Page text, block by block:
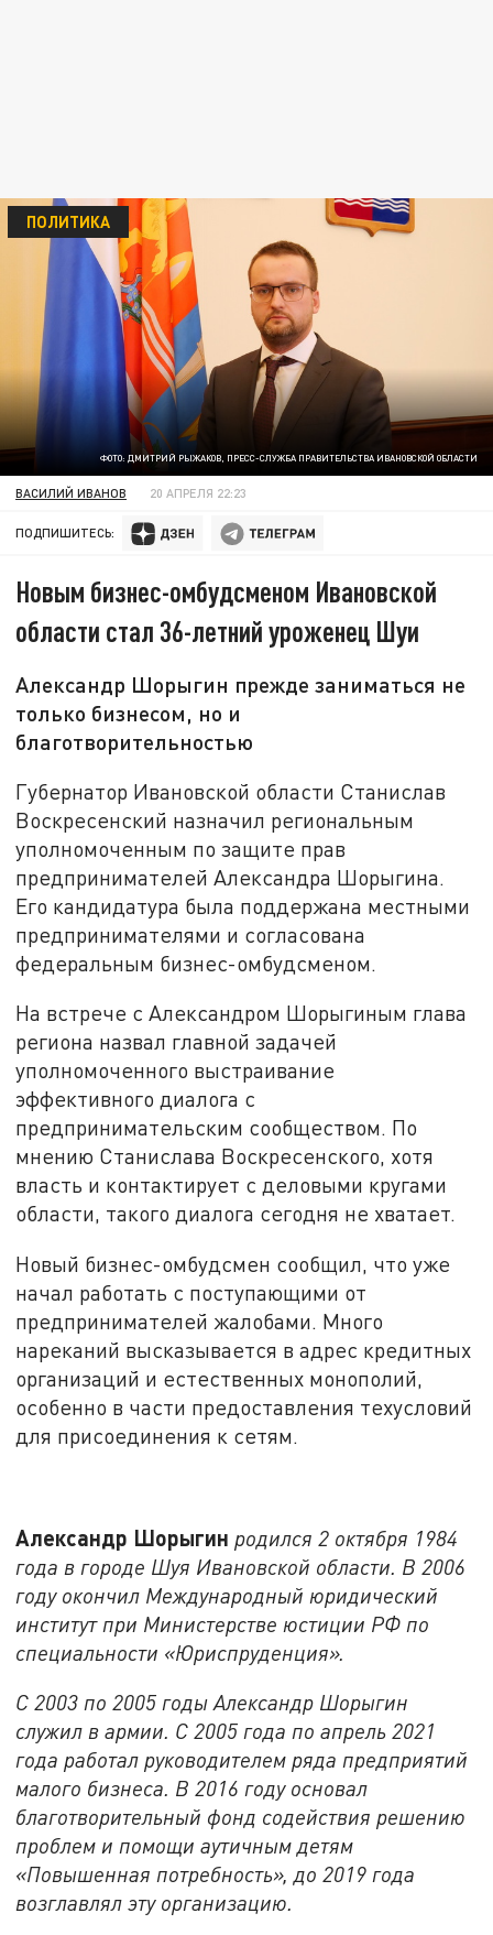
ФОТО: ДМИТРИЙ РЫЖАКОВ, ПРЕСС-СЛУЖБА ПРАВИТЕЛЬСТВА ИВАНОВСКОЙ ОБЛАСТИ
ПОЛИТИКА
ВАСИЛИЙ ИВАНОВ 20 АПРЕЛЯ 22:23
ПОДПИШИТЕСЬ:
Новым бизнес-омбудсменом Ивановской
области стал 36-летний уроженец Шуи
Александр Шорыгин прежде заниматься не
только бизнесом, но и
благотворительностью
Губернатор Ивановской области Станислав
Воскресенский назначил региональным
уполномоченным по защите прав
предпринимателей Александра Шорыгина.
Его кандидатура была поддержана местными
предпринимателями и согласована
федеральным бизнес-омбудсменом.
На встрече с Александром Шорыгиным глава
региона назвал главной задачей
уполномоченного выстраивание
эффективного диалога с
предпринимательским сообществом. По
мнению Станислава Воскресенского, хотя
власть и контактирует с деловыми кругами
области, такого диалога сегодня не хватает.
Новый бизнес-омбудсмен сообщил, что уже
начал работать с поступающими от
предпринимателей жалобами. Много
нареканий высказывается в адрес кредитных
организаций и естественных монополий,
особенно в части предоставления техусловий
для присоединения к сетям.
Александр Шорыгин родился 2 октября 1984
года в городе Шуя Ивановской области. В 2006
году окончил Международный юридический
институт при Министерстве юстиции РФ по
специальности «Юриспруденция».
С 2003 по 2005 годы Александр Шорыгин
служил в армии. С 2005 года по апрель 2021
года работал руководителем ряда предприятий
малого бизнеса. В 2016 году основал
благотворительный фонд содействия решению
проблем и помощи аутичным детям
«Повышенная потребность», до 2019 года
возглавлял эту организацию.